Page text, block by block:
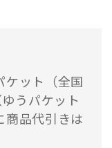
ット（全国
うパケット
商品代引きは